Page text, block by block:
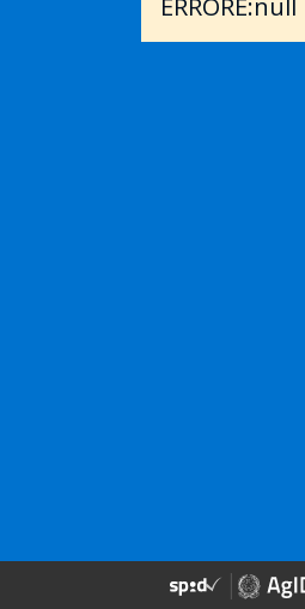
ERRORE:null